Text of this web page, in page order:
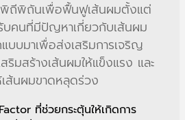
พิถีพิถันเพื่อฟื้นฟูเส้นผมตั้งแต่
บคนที่มีปัญหาเกี่ยวกับเส้นผม
บบมาเพื่อส่งเสริมการเจริญ
ริมสร้างเส้นผมให้แข็งแรง และ
เส้นผมขาดหลุดร่วง
ที่ช่วยกระตุ้นให้เกิดการ